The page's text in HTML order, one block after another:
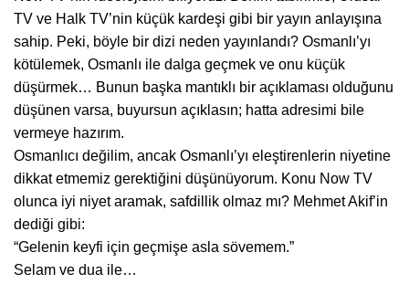
TV ve Halk TV’nin küçük kardeşi gibi bir yayın anlayışına
sahip. Peki, böyle bir dizi neden yayınlandı? Osmanlı’yı
kötülemek, Osmanlı ile dalga geçmek ve onu küçük
düşürmek… Bunun başka mantıklı bir açıklaması olduğunu
düşünen varsa, buyursun açıklasın; hatta adresimi bile
vermeye hazırım.
Osmanlıcı değilim, ancak Osmanlı’yı eleştirenlerin niyetine
dikkat etmemiz gerektiğini düşünüyorum. Konu Now TV
olunca iyi niyet aramak, safdillik olmaz mı? Mehmet Akif’in
dediği gibi:
“Gelenin keyfi için geçmişe asla sövemem.”
Selam ve dua ile…